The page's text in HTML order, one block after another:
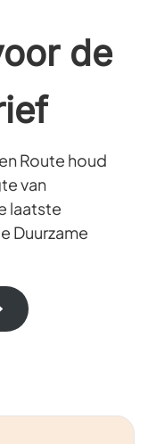
de
Route houd
van
laatste
Duurzame